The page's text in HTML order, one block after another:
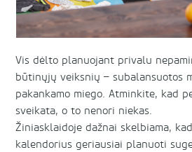
Vis dėlto planuojant privalu
būtinųjų veiksnių – subalansuotos
pakankamo miego. Atminkite, kad
sveikata, o to nenori niekas.
Žiniasklaidoje dažnai skelbiama,
kalendorius geriausiai planuoti